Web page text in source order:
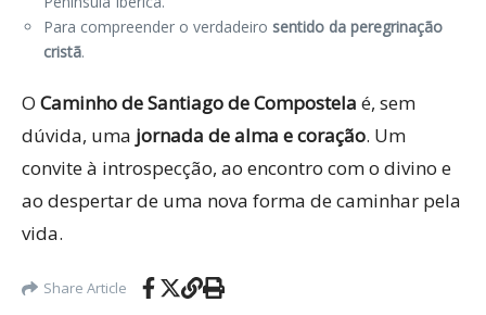
Para compreender o verdadeiro sentido da peregrinação
cristã.
O Caminho de Santiago de Compostela é, sem
dúvida, uma jornada de alma e coração. Um
convite à introspecção, ao encontro com o divino e
ao despertar de uma nova forma de caminhar pela
vida.
Share Article